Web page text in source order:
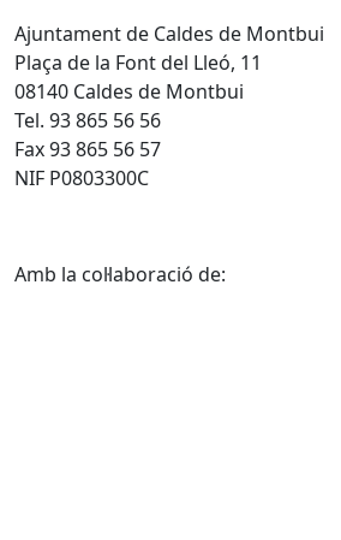
Ajuntament de Caldes de Montbui
Plaça de la Font del Lleó, 11
08140 Caldes de Montbui
Tel. 93 865 56 56
Fax 93 865 56 57
NIF P0803300C
Amb la col·laboració de: